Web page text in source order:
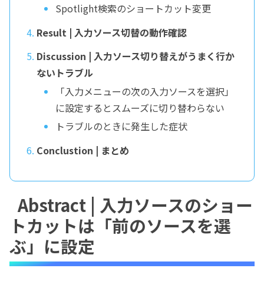
Spotlight検索のショートカット変更
Result | 入力ソース切替の動作確認
Discussion | 入力ソース切り替えがうまく行か
ないトラブル
「入力メニューの次の入力ソースを選択」
に設定するとスムーズに切り替わらない
トラブルのときに発生した症状
Conclustion | まとめ
Abstract | 入力ソースのショー
トカットは「前のソースを選
ぶ」に設定